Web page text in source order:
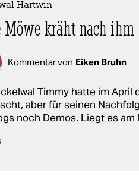
Hartwin
Möwe kräht nach ihm
Kommentar von Eiken Bruhn
Timmy hatte im April
aber für seinen
noch Demos. Liegt es am